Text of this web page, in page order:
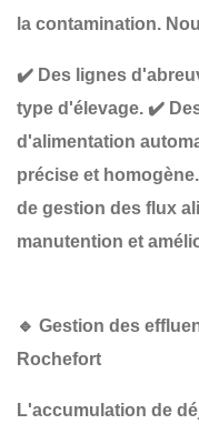
la contamination.
✔️ Des lignes
type d'élevage. ✔️
d'alimentation
précise et homogène.
de gestion des flux
manutention et
🔹 Gestion des
Rochefort
L'accumulation de